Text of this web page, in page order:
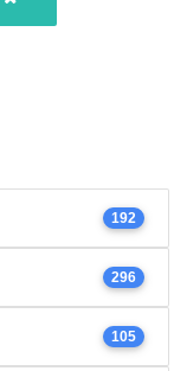
192
296
105